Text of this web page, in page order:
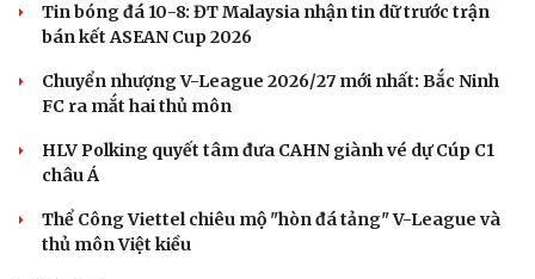
Tin bóng đá 10-8: ĐT Malaysia nhận tin dữ trước trận
bán kết ASEAN Cup 2026
Chuyển nhượng V-League 2026/27 mới nhất: Bắc Ninh
FC ra mắt hai thủ môn
HLV Polking quyết tâm đưa CAHN giành vé dự Cúp C1
châu Á
Thể Công Viettel chiêu mộ "hòn đá tảng" V-League và
thủ môn Việt kiều